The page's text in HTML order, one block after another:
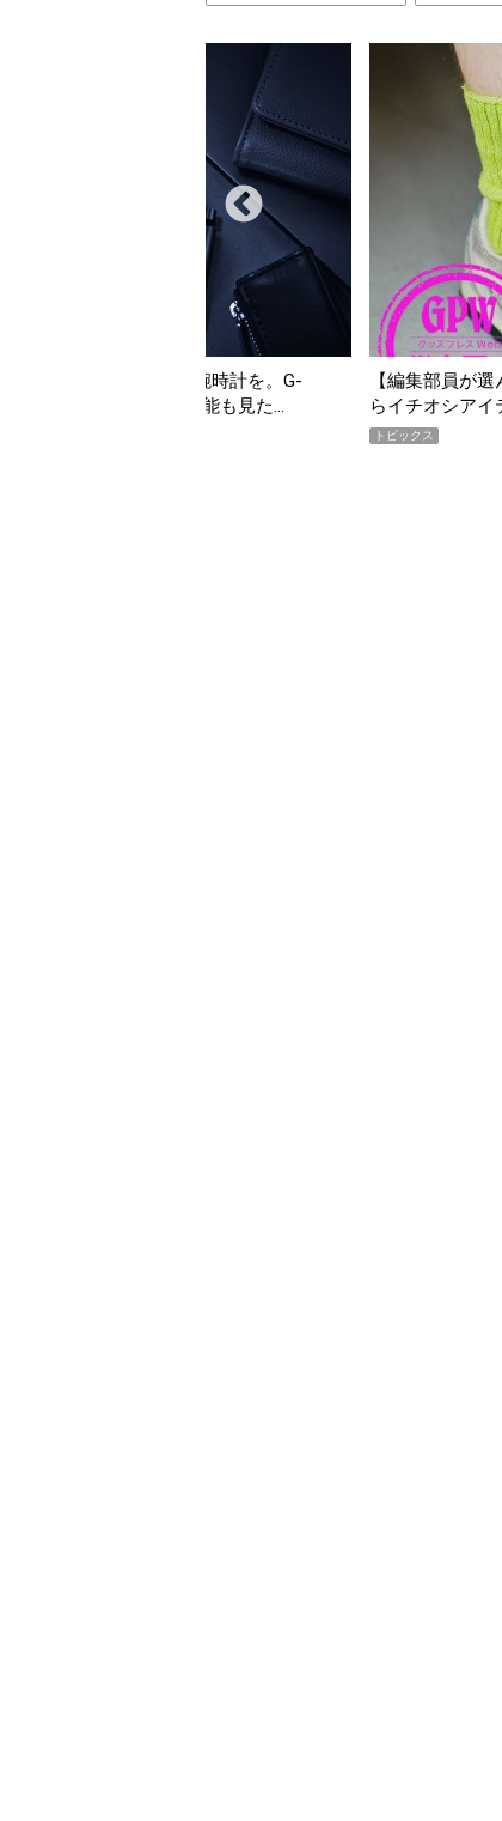
【編集部員が選んだ「指名買い」】2026年7月掲載記事か
らイチオシアイテムをピックアップ！